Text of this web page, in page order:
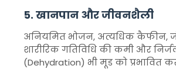
5. खानपान और जीवनशैली
अनियमित भोजन, अत्यधिक कैफीन,
शारीरिक गतिविधि की कमी और
(Dehydration) भी मूड को प्रभावित